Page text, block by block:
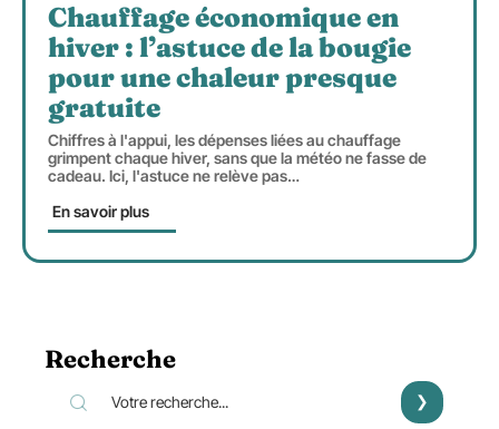
Chauffage économique en
hiver : l’astuce de la bougie
pour une chaleur presque
gratuite
Chiffres à l'appui, les dépenses liées au chauffage
grimpent chaque hiver, sans que la météo ne fasse de
cadeau. Ici, l'astuce ne relève pas…
En savoir plus
Recherche